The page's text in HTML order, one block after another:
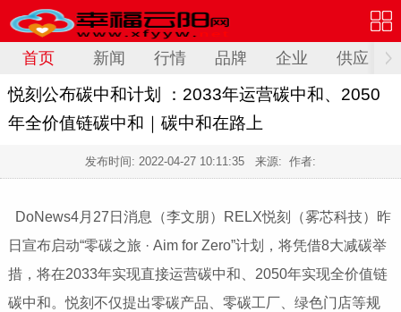
首页 新闻 行情 品牌 企业 供应
悦刻公布碳中和计划 ：2033年运营碳中和、2050
年全价值链碳中和｜碳中和在路上
发布时间: 2022-04-27 10:11:35 来源: 作者:
DoNews4月27日消息（李文朋）RELX悦刻（雾芯科技）昨
日宣布启动“零碳之旅 · Aim for Zero”计划，将凭借8大减碳举
措，将在2033年实现直接运营碳中和、2050年实现全价值链
碳中和。悦刻不仅提出零碳产品、零碳工厂、绿色门店等规